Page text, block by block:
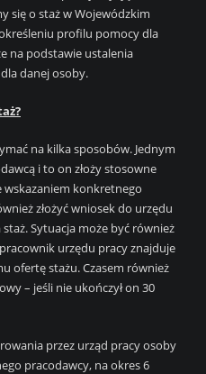
się o staż w Wojewódzkim
profilu pomocy dla
na podstawie ustalenia
danej osoby.
na kilka sposobów. Jednym
i to on złoży stosowne
konkretnego
złożyć wniosek do urzędu
Sytuacja może być również
urzędu pracy znajduje
ofertę stażu. Czasem również
– jeśli nie ukończył on 30
przez urząd pracy osoby
pracodawcy, na okres 6